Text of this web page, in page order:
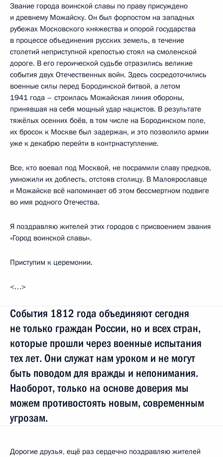
Звание города воинской славы по праву присуждено
и древнему Можайску. Он был форпостом на западных
рубежах Московского княжества и опорой государства
в процессе объединения русских земель, в течение
столетий неприступной крепостью стоял на смоленской
дороге. В его героической судьбе отразились великие
события двух Отечественных войн. Здесь сосредоточились
военные силы перед Бородинской битвой, а летом
1941 года – строилась Можайская линия обороны,
принявшая на себя мощный удар нацистов. В результате
тяжёлых осенних боёв, в том числе на Бородинском поле,
их бросок к Москве был задержан, и это позволило армии
уже к декабрю перейти в контрнаступление.
Все, кто воевал под Москвой, не посрамили славу предков,
умножили их доблесть, отстояв столицу. В Малоярославце
и Можайске всё напоминает об этом бессмертном подвиге
во имя родного Отечества.
Я поздравляю жителей этих городов с присвоением звания
«Город воинской славы».
Приступим к церемонии.
<…>
События 1812 года объединяют сегодня
не только граждан России, но и всех стран,
которые прошли через военные испытания
тех лет. Они служат нам уроком и не могут
быть поводом для вражды и непонимания.
Наоборот, только на основе доверия мы
можем противостоять новым, современным
угрозам.
Дорогие друзья, ещё раз сердечно поздравляю жителей